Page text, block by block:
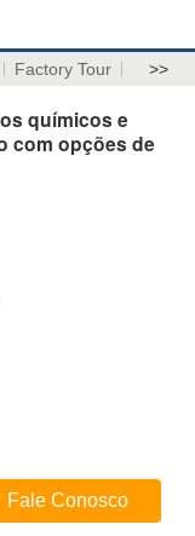
Factory Tour >>
químicos e
com opções de
Fale Conosco